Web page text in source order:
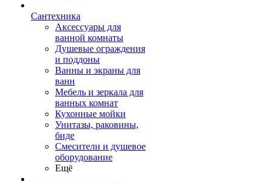
Сантехника
Аксессуары для
ванной комнаты
Душевые ограждения
и поддоны
Ванны и экраны для
ванн
Мебель и зеркала для
ванных комнат
Кухонные мойки
Унитазы, раковины,
биде
Смесители и душевое
оборудование
Ещё